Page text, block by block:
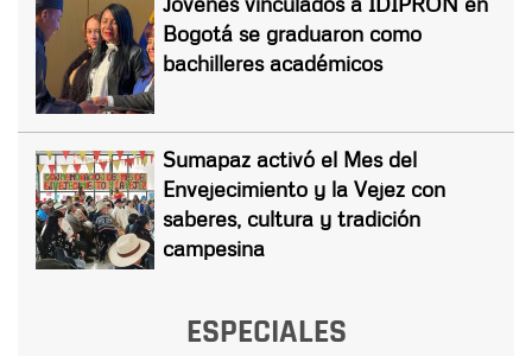
Bogotá se graduaron como
bachilleres académicos
Sumapaz activó el Mes del
Envejecimiento y la Vejez con
saberes, cultura y tradición
campesina
ESPECIALES